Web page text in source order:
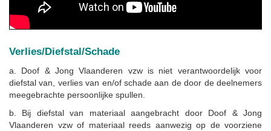
Verlies/Diefstal/Schade
a. Doof & Jong Vlaanderen vzw is niet verantwoordelijk voor
diefstal van, verlies van en/of schade aan de door de deelnemers
meegebrachte persoonlijke spullen.
b. Bij diefstal van materiaal aangebracht door Doof & Jong
Vlaanderen vzw of materiaal reeds aanwezig op de voorziene